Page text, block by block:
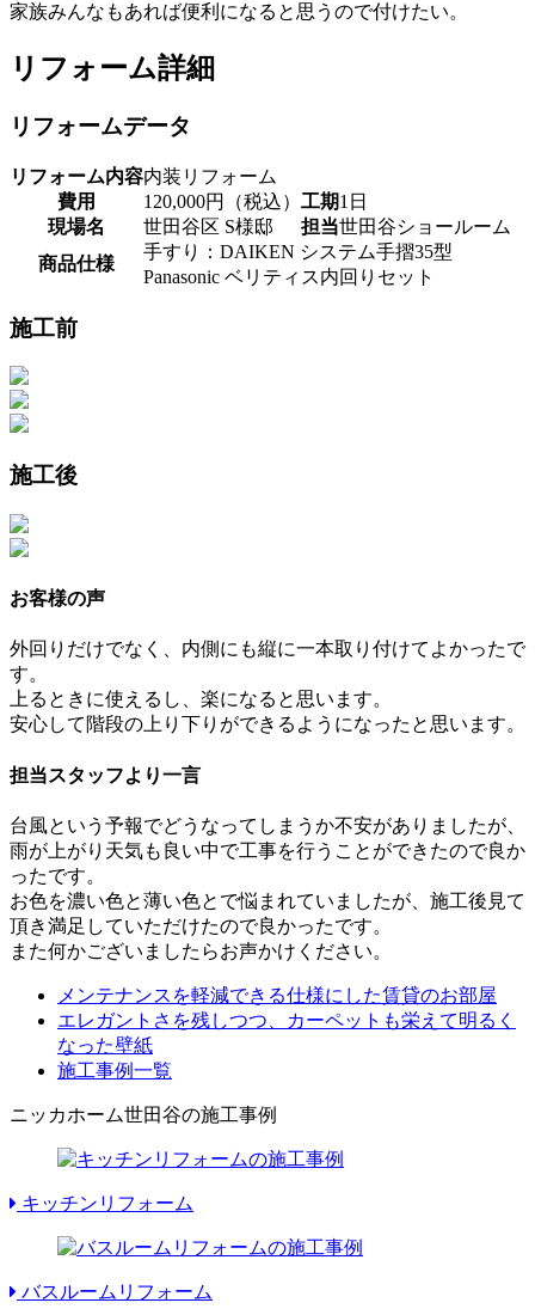
家族みんなもあれば便利になると思うので付けたい。
リフォーム詳細
リフォームデータ
リフォーム内容内装リフォーム
費用
120,000円（税込） 工期1日
現場名
世田谷区 S様邸 担当世田谷ショールーム
商品仕様
手すり：DAIKEN システム手摺35型
Panasonic ベリティス内回りセット
施工前
施工後
お客様の声
外回りだけでなく、内側にも縦に一本取り付けてよかったで
す。
上るときに使えるし、楽になると思います。
安心して階段の上り下りができるようになったと思います。
担当スタッフより一言
台風という予報でどうなってしまうか不安がありましたが、
雨が上がり天気も良い中で工事を行うことができたので良か
ったです。
お色を濃い色と薄い色とで悩まれていましたが、施工後見て
頂き満足していただけたので良かったです。
また何かございましたらお声かけください。
メンテナンスを軽減できる仕様にした賃貸のお部屋
エレガントさを残しつつ、カーペットも栄えて明るく
なった壁紙
施工事例一覧
ニッカホーム世田谷の施工事例
キッチンリフォーム
バスルームリフォーム